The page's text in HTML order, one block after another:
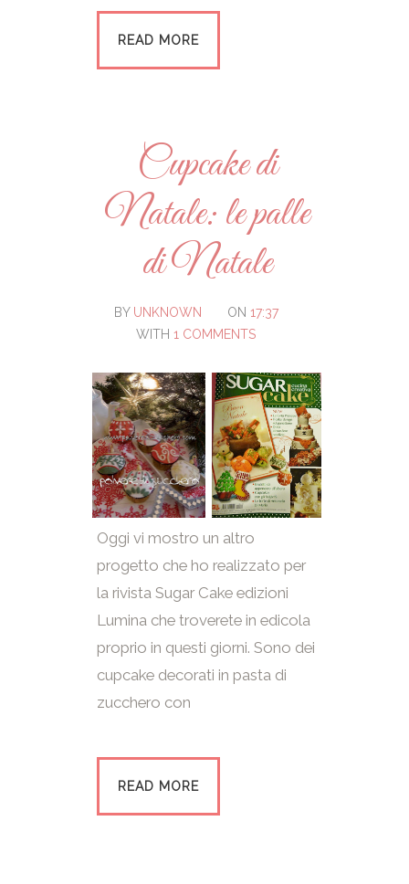
READ MORE
Cupcake di
Natale: le palle
di Natale
BY UNKNOWN ON 17:37
WITH 1 COMMENTS
Oggi vi mostro un altro
progetto che ho realizzato per
la rivista Sugar Cake edizioni
Lumina che troverete in edicola
proprio in questi giorni. Sono dei
cupcake decorati in pasta di
zucchero con
READ MORE